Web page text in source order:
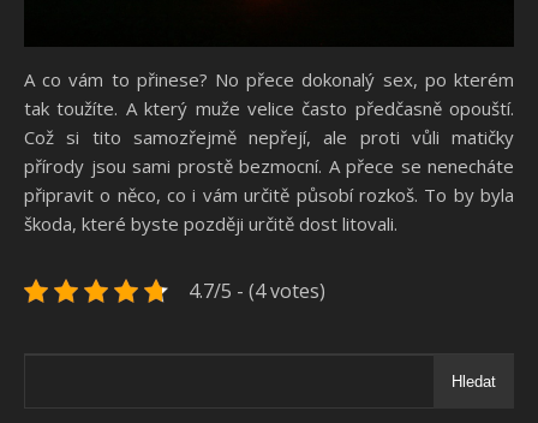
A co vám to přinese? No přece dokonalý sex, po kterém
tak toužíte. A který muže velice často předčasně opouští.
Což si tito samozřejmě nepřejí, ale proti vůli matičky
přírody jsou sami prostě bezmocní. A přece se nenecháte
připravit o něco, co i vám určitě působí rozkoš. To by byla
škoda, které byste později určitě dost litovali.
4.7/5 - (4 votes)
Hledat